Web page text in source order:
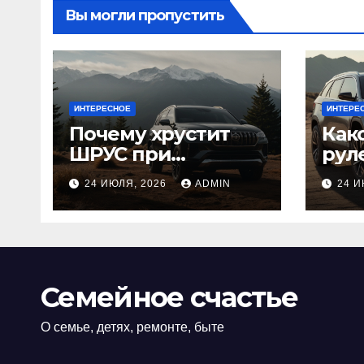
Вы могли пропустить
ИНТЕРЕСНОЕ
Почему хрустит
ШРУС при
повороте:
причины,
диагностика
24 ИЮЛЯ, 2026 ADMIN
или
24
Семейное счастье
О семье, детях, ремонте, быте